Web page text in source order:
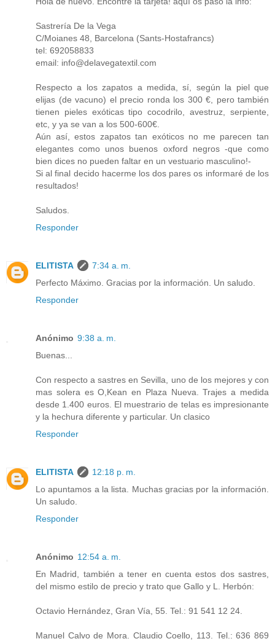
Sastrería De la Vega
C/Moianes 48, Barcelona (Sants-Hostafrancs)
tel: 692058833
email: info@delavegatextil.com
Respecto a los zapatos a medida, sí, según la piel que
elijas (de vacuno) el precio ronda los 300 €, pero también
tienen pieles exóticas tipo cocodrilo, avestruz, serpiente,
etc, y ya se van a los 500-600€.
Aún así, estos zapatos tan exóticos no me parecen tan
elegantes como unos buenos oxford negros -que como
bien dices no pueden faltar en un vestuario masculino!-
Si al final decido hacerme los dos pares os informaré de los
resultados!
Saludos.
Responder
ELITISTA
7:34 a. m.
Perfecto Máximo. Gracias por la información. Un saludo.
Responder
Anónimo 9:38 a. m.
Buenas...
Con respecto a sastres en Sevilla, uno de los mejores y con
mas solera es O,Kean en Plaza Nueva. Trajes a medida
desde 1.400 euros. El muestrario de telas es impresionante
y la hechura diferente y particular. Un clasico
Responder
ELITISTA
12:18 p. m.
Lo apuntamos a la lista. Muchas gracias por la información.
Un saludo.
Responder
Anónimo 12:54 a. m.
En Madrid, también a tener en cuenta estos dos sastres,
del mismo estilo de precio y trato que Gallo y L. Herbón:
Octavio Hernández, Gran Vía, 55. Tel.: 91 541 12 24.
Manuel Calvo de Mora. Claudio Coello, 113. Tel.: 636 869